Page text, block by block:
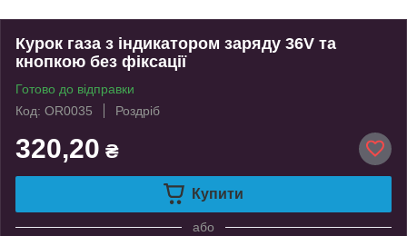
Курок газа з індикатором заряду 36V та
кнопкою без фіксації
Готово до відправки
Код: OR0035
Роздріб
320,20 ₴
Купити
або